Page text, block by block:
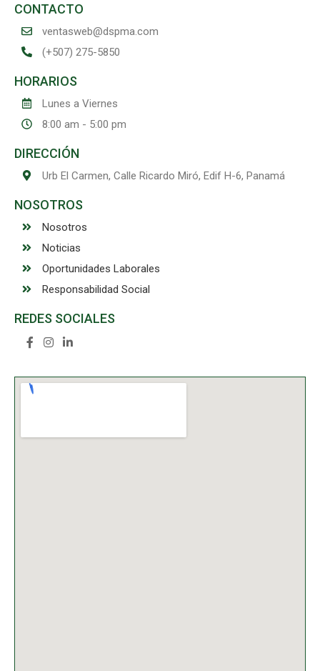
CONTACTO
ventasweb@dspma.com
(+507) 275-5850
HORARIOS
Lunes a Viernes
8:00 am - 5:00 pm
DIRECCIÓN
Urb El Carmen, Calle Ricardo Miró, Edif H-6, Panamá
NOSOTROS
Nosotros
Noticias
Oportunidades Laborales
Responsabilidad Social
REDES SOCIALES